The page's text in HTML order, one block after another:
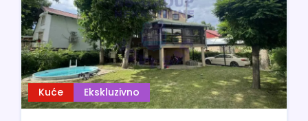
Kuće Ekskluzivno